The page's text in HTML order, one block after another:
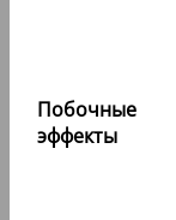
Побочные
эффекты